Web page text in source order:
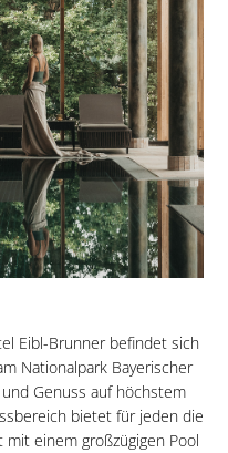
Eibl-Brunner befindet sich
Nationalpark Bayerischer
Genuss auf höchstem
bietet für jeden die
einem großzügigen Pool